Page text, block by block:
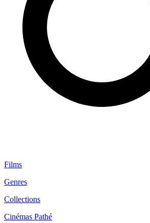
Films
Genres
Collections
Cinémas Pathé